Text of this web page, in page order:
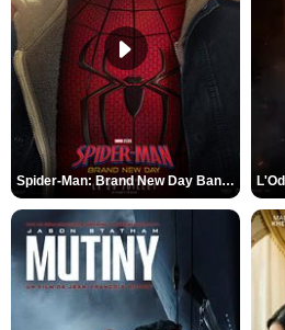
Spider-Man: Brand New Day Bande-annonce VO STFR